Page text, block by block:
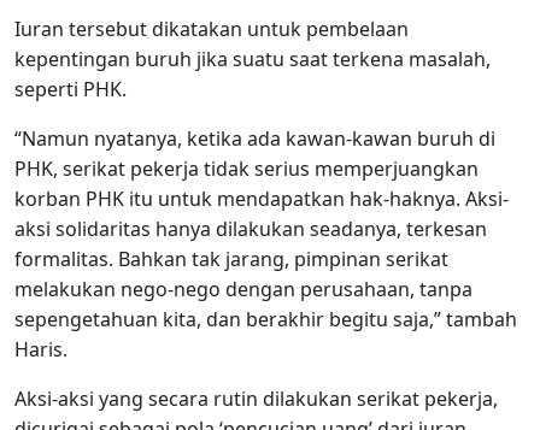
Iuran tersebut dikatakan untuk pembelaan
kepentingan buruh jika suatu saat terkena masalah,
seperti PHK.
“Namun nyatanya, ketika ada kawan-kawan buruh di
PHK, serikat pekerja tidak serius memperjuangkan
korban PHK itu untuk mendapatkan hak-haknya. Aksi-
aksi solidaritas hanya dilakukan seadanya, terkesan
formalitas. Bahkan tak jarang, pimpinan serikat
melakukan nego-nego dengan perusahaan, tanpa
sepengetahuan kita, dan berakhir begitu saja,” tambah
Haris.
Aksi-aksi yang secara rutin dilakukan serikat pekerja,